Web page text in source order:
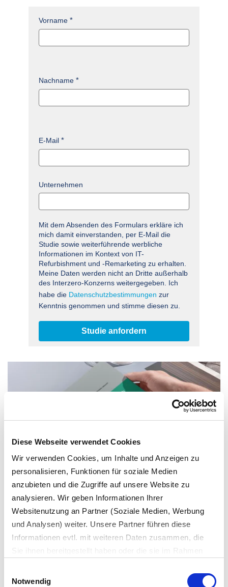
Diese Webseite verwendet Cookies
Wir verwenden Cookies, um Inhalte und Anzeigen zu
personalisieren, Funktionen für soziale Medien
anzubieten und die Zugriffe auf unsere Website zu
analysieren. Wir geben Informationen Ihrer
Websitenutzung an Partner (Soziale Medien, Werbung
und Analysen) weiter. Unsere Partner führen diese
Informationen evtl. mit weiteren Daten zusammen, die
Sie ihnen bereitgestellt haben oder die sie im Rahmen
Es werden bei der Nutzung unserer Website Daten in die
Notwendig
Vorname
Nachname
E-Mail
Unternehmen
Mit dem Absenden des Formulars erkläre ich
mich damit einverstanden, per E-Mail die
Studie sowie weiterführende werbliche
Informationen im Kontext von IT-
Refurbishment und -Remarketing zu erhalten.
Meine Daten werden nicht an Dritte außerhalb
des Interzero-Konzerns weitergegeben. Ich
habe die Datenschutzbestimmungen zur
Kenntnis genommen und stimme diesen zu.
Studie anfordern
Sie haben Fragen? Wenden Sie sich an
unsere Experten: